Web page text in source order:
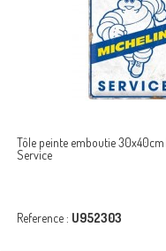
Tôle peinte emboutie
Service
Reference : U952303